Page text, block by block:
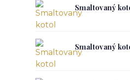
Smaltovaný
Smaltovaný